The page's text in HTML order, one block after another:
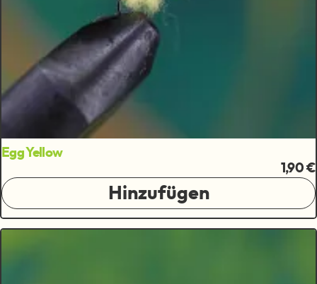
Egg Yellow
1,90 €
Hinzufügen